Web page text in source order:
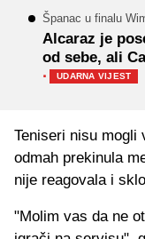
Španac u finalu
Alcaraz je
od sebe, ali
· UDARNA VIJEST
Teniseri nisu mogli
odmah prekinula
nije reagovala i
"Molim vas da ne